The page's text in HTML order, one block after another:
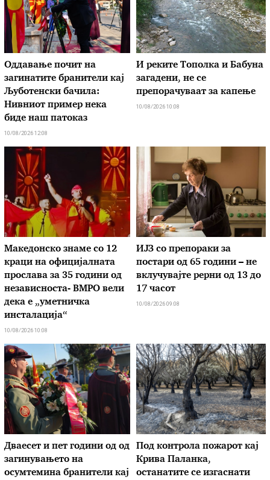
Оддавање почит на
загинатите бранители кај
Љуботенски бачила:
Нивниот пример нека
биде наш патоказ
10/08/2026 12:08
И реките Тополка и Бабуна
загадени, не се
препорачуваат за капење
10/08/2026 10:08
Македонско знаме со 12
краци на официјалната
прослава за 35 години од
независноста- ВМРО вели
дека е „уметничка
инсталација“
10/08/2026 10:08
ИЈЗ со препораки за
постари од 65 години – не
вклучувајте рерни од 13 до
17 часот
10/08/2026 09:08
Дваесет и пет години од од
загинувањето на
осумтемина бранители кај
Под контрола пожарот кај
Крива Паланка,
останатите се изгаснати